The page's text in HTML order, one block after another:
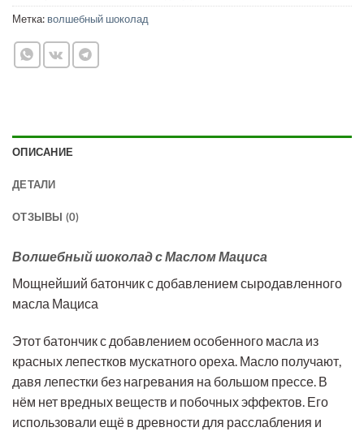
Метка: волшебный шоколад
ОПИСАНИЕ
ДЕТАЛИ
ОТЗЫВЫ (0)
Волшебный шоколад с Маслом Мациса
Мощнейший батончик с добавлением сыродавленного
масла Мациса
Этот батончик с добавлением особенного масла из
красных лепестков мускатного ореха. Масло получают,
давя лепестки без нагревания на большом прессе. В
нём нет вредных веществ и побочных эффектов. Его
использовали ещё в древности для расслабления и